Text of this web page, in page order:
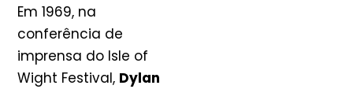
Em 1969, na
conferência de
imprensa do Isle of
Wight Festival, Dylan